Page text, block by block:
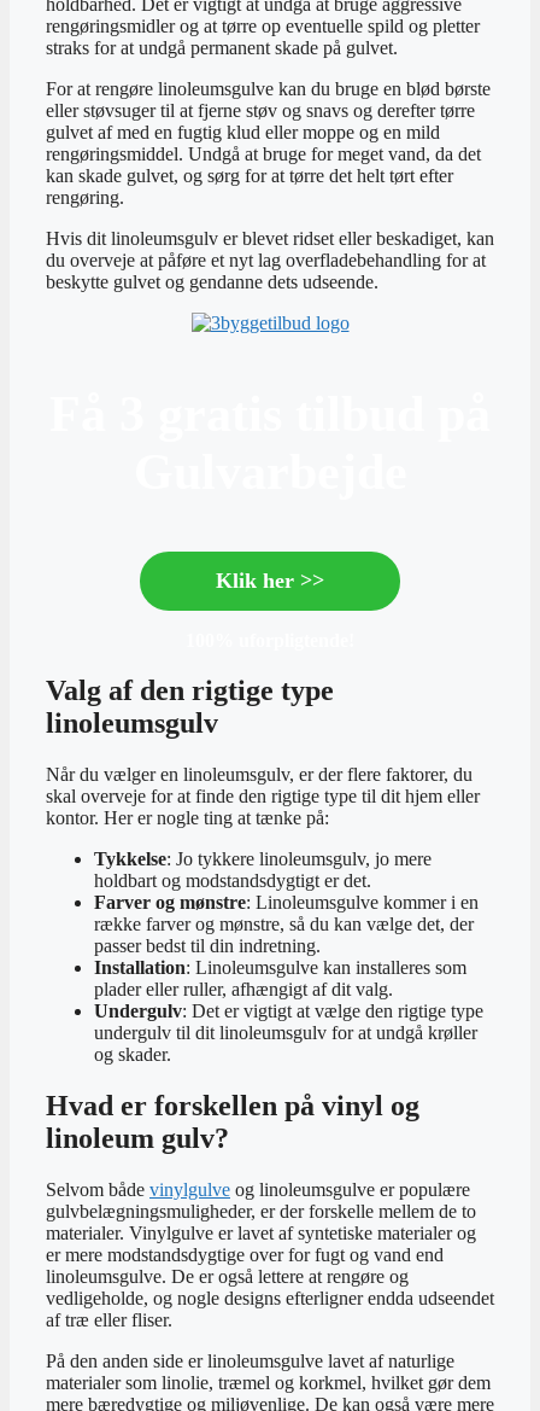
rengøringsmidler og at tørre op eventuelle spild og pletter
straks for at undgå permanent skade på gulvet.
For at rengøre linoleumsgulve kan du bruge en blød børste
eller støvsuger til at fjerne støv og snavs og derefter tørre
gulvet af med en fugtig klud eller moppe og en mild
rengøringsmiddel. Undgå at bruge for meget vand, da det
kan skade gulvet, og sørg for at tørre det helt tørt efter
rengøring.
Hvis dit linoleumsgulv er blevet ridset eller beskadiget, kan
du overveje at påføre et nyt lag overfladebehandling for at
beskytte gulvet og gendanne dets udseende.
Klik her >>
Valg af den rigtige type
linoleumsgulv
Når du vælger en linoleumsgulv, er der flere faktorer, du
skal overveje for at finde den rigtige type til dit hjem eller
kontor. Her er nogle ting at tænke på:
Tykkelse: Jo tykkere linoleumsgulv, jo mere
holdbart og modstandsdygtigt er det.
Farver og mønstre: Linoleumsgulve kommer i en
række farver og mønstre, så du kan vælge det, der
passer bedst til din indretning.
Installation: Linoleumsgulve kan installeres som
plader eller ruller, afhængigt af dit valg.
Undergulv: Det er vigtigt at vælge den rigtige type
undergulv til dit linoleumsgulv for at undgå krøller
og skader.
Hvad er forskellen på vinyl og
linoleum gulv?
Selvom både vinylgulve og linoleumsgulve er populære
gulvbelægningsmuligheder, er der forskelle mellem de to
materialer. Vinylgulve er lavet af syntetiske materialer og
er mere modstandsdygtige over for fugt og vand end
linoleumsgulve. De er også lettere at rengøre og
vedligeholde, og nogle designs efterligner endda udseendet
af træ eller fliser.
På den anden side er linoleumsgulve lavet af naturlige
materialer som linolie, træmel og korkmel, hvilket gør dem
mere bæredygtige og miljøvenlige. De kan også være mere